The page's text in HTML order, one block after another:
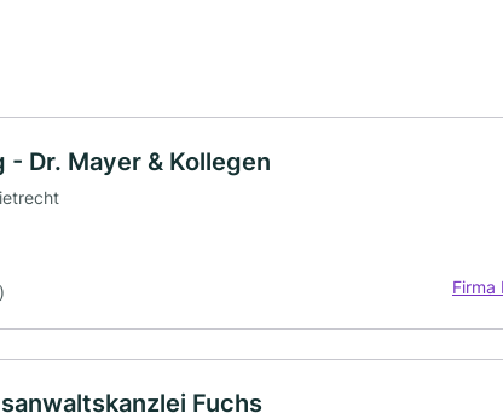
Dr. Mayer & Kollegen
Firma
Fuchs